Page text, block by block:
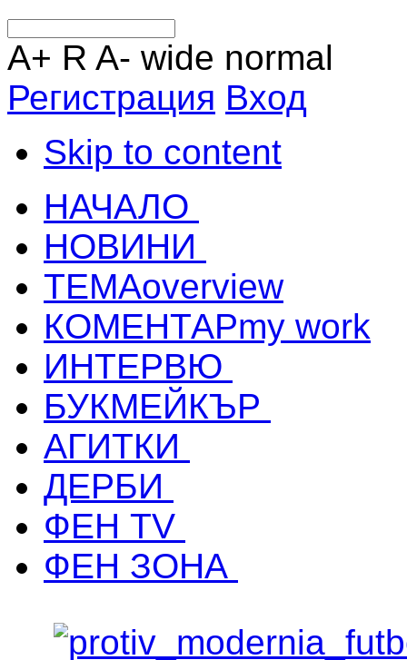
A+ R A- wide normal
Регистрация Вход
Skip to content
НАЧАЛО
НОВИНИ
ТЕМАoverview
КОМЕНТАРmy work
ИНТЕРВЮ
БУКМЕЙКЪР
АГИТКИ
ДЕРБИ
ФЕН TV
ФЕН ЗОНА